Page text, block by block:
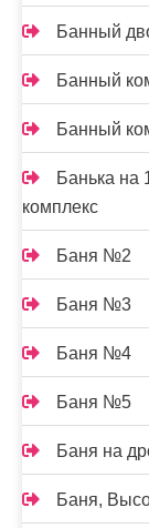
Банный
Банный
Банный
Банька на
комплекс
Баня №2
Баня №3
Баня №4
Баня №5
Баня на
Баня,